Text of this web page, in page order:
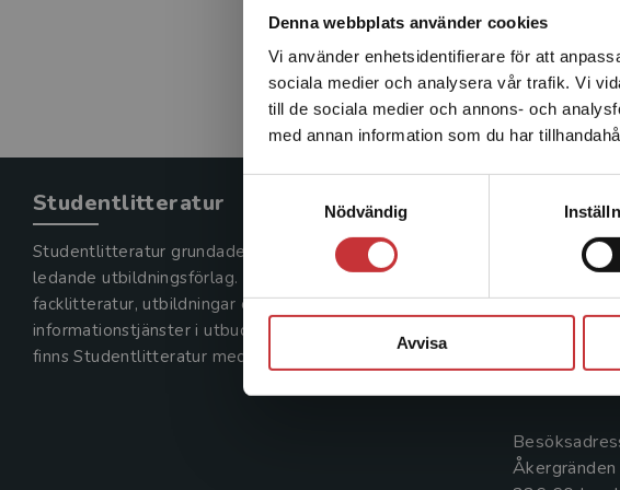
Denna webbplats använder cookies
Vi använder enhetsidentifierare för att
sociala medier och analysera vår trafik. Vi
till de sociala medier och annons- och
med annan information som du har
Nödvändig
Avvisa
Det verkar
enhet utanför
Sverige. För
Studentlitteratur
Studentlitteratur grundades 1963 och är idag Sveriges
ledande utbildningsförlag. Med läromedel, kurslitteratur,
facklitteratur, utbildningar och digitala
informationstjänster i utbudet,
finns Studentlitteratur med längs hela kunskapsresan.
Kontakta oss
046-31 20
Box 141
221 00 Lund